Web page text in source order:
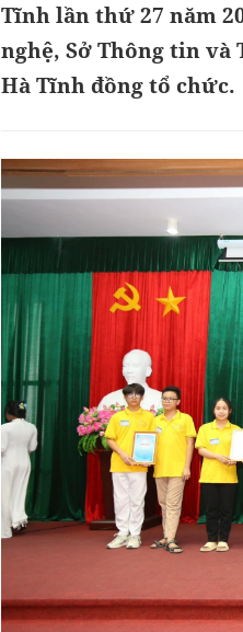
Tĩnh lần thứ 27 năm
nghệ, Sở Thông tin
Hà Tĩnh đồng tổ chức.